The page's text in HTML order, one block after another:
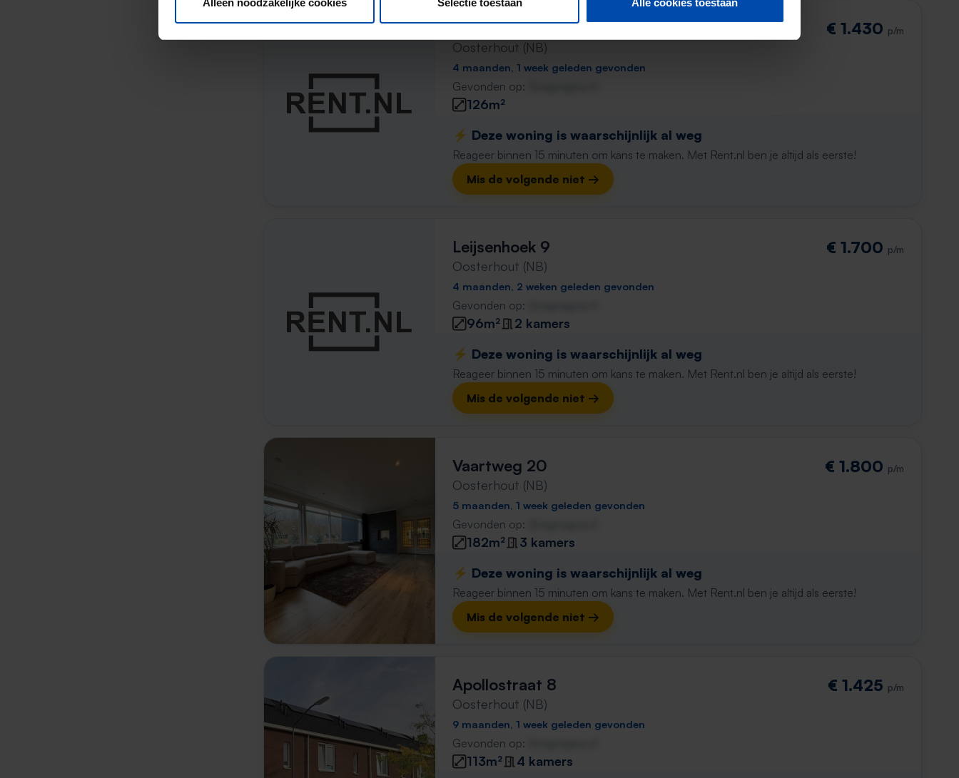
Scheepsbel 40
Oosterhout (NB)
€ 1.430 p/m
4 maanden, 1 week geleden gevonden
Gevonden op:
126m²
⚡️ Deze woning is waarschijnlijk al weg
Reageer binnen 15 minuten om kans te maken. Met Rent.nl ben je altijd als eerste!
Mis de volgende niet →
Leijsenhoek 9
Oosterhout (NB)
€ 1.700 p/m
4 maanden, 2 weken geleden gevonden
Gevonden op:
96m²
2 kamers
⚡️ Deze woning is waarschijnlijk al weg
Reageer binnen 15 minuten om kans te maken. Met Rent.nl ben je altijd als eerste!
Mis de volgende niet →
Vaartweg 20
Oosterhout (NB)
€ 1.800 p/m
5 maanden, 1 week geleden gevonden
Gevonden op:
182m²
3 kamers
⚡️ Deze woning is waarschijnlijk al weg
Reageer binnen 15 minuten om kans te maken. Met Rent.nl ben je altijd als eerste!
Mis de volgende niet →
Apollostraat 8
Oosterhout (NB)
€ 1.425 p/m
9 maanden, 1 week geleden gevonden
Gevonden op:
113m² 4 kamers